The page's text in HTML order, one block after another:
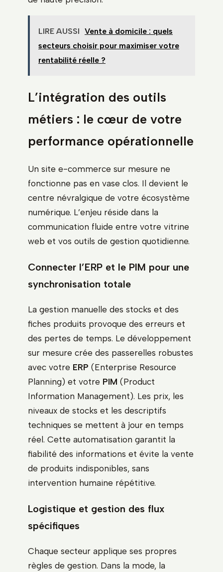
LIRE AUSSI Vente à domicile : quels
secteurs choisir pour maximiser votre
rentabilité réelle ?
L’intégration des outils
métiers : le cœur de votre
performance opérationnelle
Un site e-commerce sur mesure ne
fonctionne pas en vase clos. Il devient le
centre névralgique de votre écosystème
numérique. L’enjeu réside dans la
communication fluide entre votre vitrine
web et vos outils de gestion quotidienne.
Connecter l’ERP et le PIM pour une
synchronisation totale
La gestion manuelle des stocks et des
fiches produits provoque des erreurs et
des pertes de temps. Le développement
sur mesure crée des passerelles robustes
avec votre ERP (Enterprise Resource
Planning) et votre PIM (Product
Information Management). Les prix, les
niveaux de stocks et les descriptifs
techniques se mettent à jour en temps
réel. Cette automatisation garantit la
fiabilité des informations et évite la vente
de produits indisponibles, sans
intervention humaine répétitive.
Logistique et gestion des flux
spécifiques
Chaque secteur applique ses propres
règles de gestion. Dans la mode, la